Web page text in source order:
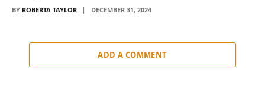
BY ROBERTA TAYLOR DECEMBER 31, 2024
ADD A COMMENT